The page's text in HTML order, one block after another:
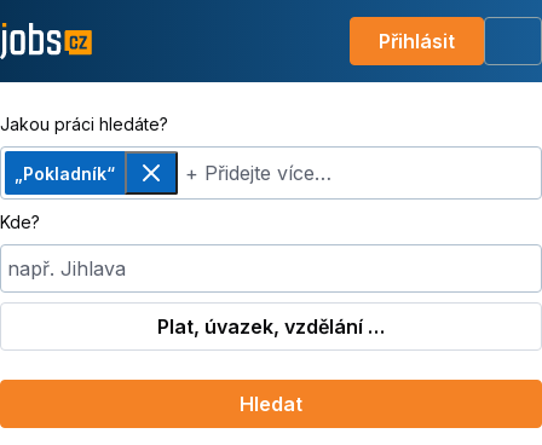
Přihlásit
Jakou práci hledáte?
„Pokladník“
Odebrat+ Přidejte více…
Kde?
např. Jihlava
Plat, úvazek, vzdělání …
Hledat